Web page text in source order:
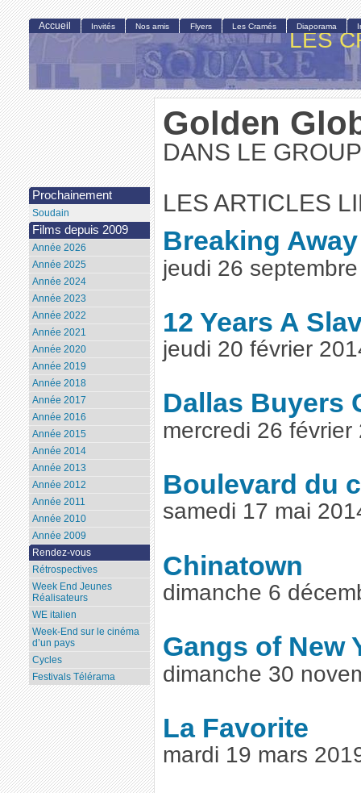
LES
Golden
DANS LE
LES ARTICLES
Breaking Away
jeudi 26
12 Years A
jeudi 20 février
Dallas Buyers
mercredi 26
Boulevard du
samedi 17 mai
Chinatown
dimanche 6
Gangs of New
dimanche 30
La Favorite
mardi 19 mars
Accueil Invités Nos amis Flyers Les Cramés Diaporama
Prochainement
Soudain
Films depuis 2009
Année 2026
Année 2025
Année 2024
Année 2023
Année 2022
Année 2021
Année 2020
Année 2019
Année 2018
Année 2017
Année 2016
Année 2015
Année 2014
Année 2013
Année 2012
Année 2011
Année 2010
Année 2009
Rendez-vous
Rétrospectives
Week End Jeunes
Réalisateurs
WE italien
Week-End sur le cinéma
d’un pays
Cycles
Festivals Télérama